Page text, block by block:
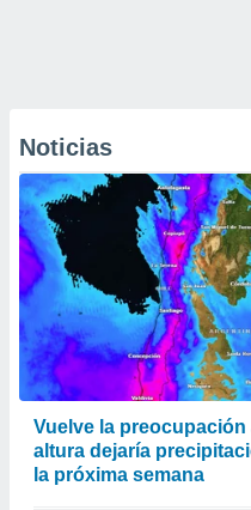
Noticias
Vuelve la
altura dejaría
la próxima semana